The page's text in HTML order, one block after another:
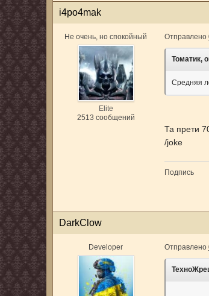
i4po4mak
Не очень, но спокойный
Elite
2513 сообщений
Отправлено
Томатик,
Средняя
Та прети
/joke
Подпись
DarkClow
Developer Отправлено